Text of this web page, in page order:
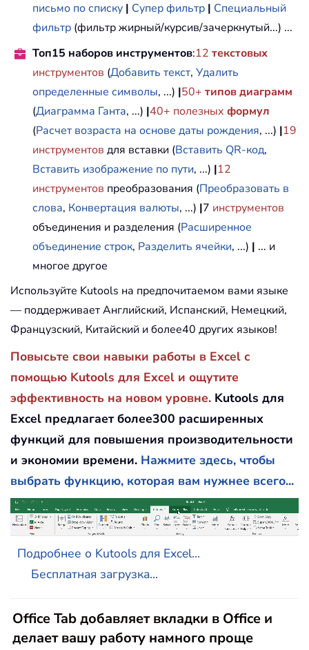
письмо по списку | Супер фильтр | Специальный
фильтр (фильтр жирный/курсив/зачеркнутый...) ...
Топ15 наборов инструментов:12 текстовых
инструментов (Добавить текст, Удалить
определенные символы, ...) |50+ типов диаграмм
(Диаграмма Ганта, ...) |40+ полезных формул
(Расчет возраста на основе даты рождения, ...) |19
инструментов для вставки (Вставить QR-код,
Вставить изображение по пути, ...) |12
инструментов преобразования (Преобразовать в
слова, Конвертация валюты, ...) |7 инструментов
объединения и разделения (Расширенное
объединение строк, Разделить ячейки, ...) | ... и
многое другое
Используйте Kutools на предпочитаемом вами языке
— поддерживает Английский, Испанский, Немецкий,
Французский, Китайский и более40 других языков!
Повысьте свои навыки работы в Excel с
помощью Kutools для Excel и ощутите
эффективность на новом уровне. Kutools для
Excel предлагает более300 расширенных
функций для повышения производительности
и экономии времени. Нажмите здесь, чтобы
выбрать функцию, которая вам нужнее всего...
Подробнее о Kutools для Excel...
Бесплатная загрузка...
Office Tab добавляет вкладки в Office и
делает вашу работу намного проще